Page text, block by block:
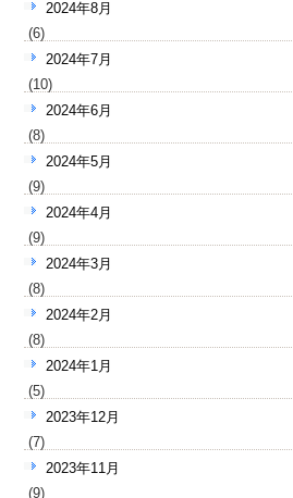
2024年8月
(6)
2024年7月
(10)
2024年6月
(8)
2024年5月
(9)
2024年4月
(9)
2024年3月
(8)
2024年2月
(8)
2024年1月
(5)
2023年12月
(7)
2023年11月
(9)